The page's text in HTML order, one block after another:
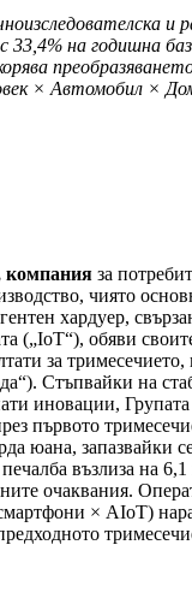
и
на годишна
× Автомобил ×
компания за
чиято
хардуер,
(„IoT“), обяви
за
Стъпвайки на
иновации,
първото
юана, запазвайки
възлиза на
очаквания.
× AIoT)